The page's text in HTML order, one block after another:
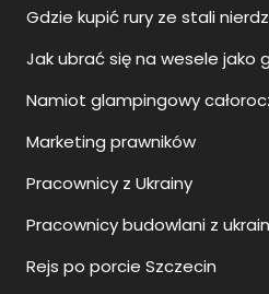
Gdzie kupić rury ze stali
Jak ubrać się na wesele jako
Namiot glampingowy
Marketing prawników
Pracownicy z Ukrainy
Pracownicy budowlani z
Rejs po porcie Szczecin